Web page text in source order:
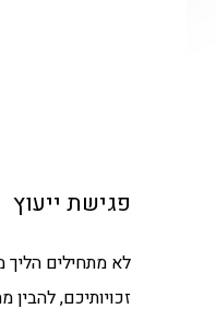
פגישת ייעוץ
לא מתחילים
זכויותיכם,